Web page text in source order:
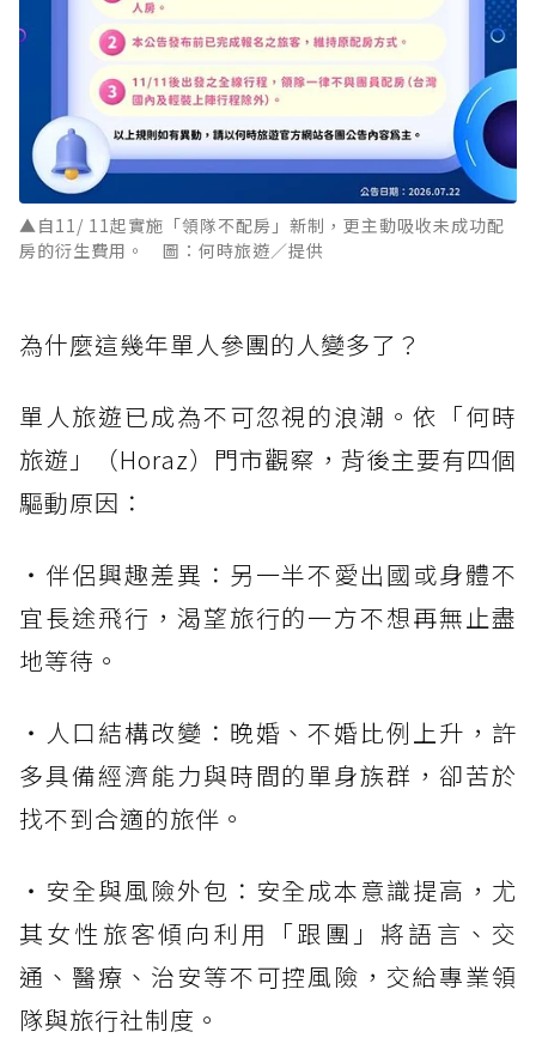
▲自11/ 11起實施「領隊不配房」新制，更主動吸收未成功配
房的衍生費用。 圖：何時旅遊／提供
為什麼這幾年單人參團的人變多了？
單人旅遊已成為不可忽視的浪潮。依「何時
旅遊」（Horaz）門市觀察，背後主要有四個
驅動原因：
・伴侶興趣差異：另一半不愛出國或身體不
宜長途飛行，渴望旅行的一方不想再無止盡
地等待。
・人口結構改變：晚婚、不婚比例上升，許
多具備經濟能力與時間的單身族群，卻苦於
找不到合適的旅伴。
・安全與風險外包：安全成本意識提高，尤
其女性旅客傾向利用「跟團」將語言、交
通、醫療、治安等不可控風險，交給專業領
隊與旅行社制度。